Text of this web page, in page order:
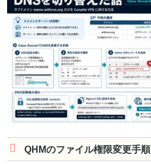
QHMのファイル権限変更手順